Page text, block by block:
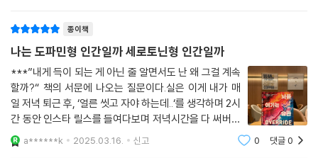
해지려고 먹는다. 과거에는 건강하지 못한 음식에 쉽게 접근하거나 일상에
서 만성적인 스트레스를 얻는 경우가 적었다. 이러한 현재 상황이 우리에
게 악영향을 미치는 뇌의 화학적 불균형을 활성화하는 데 완벽한 조건이
된다. 방어형과 공격형 모두 음식 섭취를 자기 진정 전략으로 활용하는 희
생자로 전락할 수 있다.
--- p.387
길로 이끌고 고통을 준다. 잠깐의 편안함을 오래 지속되는 고통과 바꾸는
일은 현명한 처사가 아니다. 자신의 뇌 유형 특성과 성향을 인식하는 것은
정서적 불편함을 넘어설 수 있는 동기 부여가 된다.
뇌 성향 맞춤형ㆍ생활 밀착형 가이드
이 책은 우리의 타고난 뇌 화학적 불균형이 현실 생활에서 어떻게 나타나
는지 살펴보고 효과적으로 증명되고 맞춤화된 해결 전략을 소개한다. 먼저
종이책
나는 도파민형 인간일까 세로토닌형 인간일까
***”내게 득이 되는 게 아닌 줄 알면서도 난 왜 그걸 계속
할까?“ 책의 서문에 나오는 질문이다.실은 이게 내가 매
일 저녁 퇴근 후, ‘얼른 씻고 자야 하는데..‘를 생각하며 2시
간 동안 인스타 릴스를 들여다보며 저녁시간을 다 써버린
걸 깨달을 때마다 하게 되는 생각이었다. 책을 열자마자
뜨끔했다.”왜 나는 다이어트를 한다고 해놓고 계속 먹
a******k 2025.03.16. 신고 0 댓글0